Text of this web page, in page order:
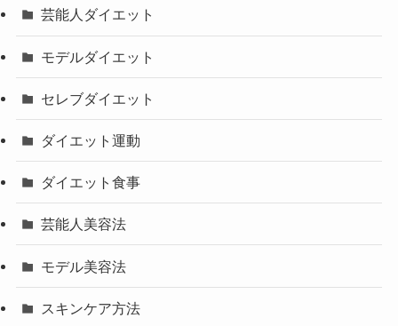
芸能人ダイエット
モデルダイエット
セレブダイエット
ダイエット運動
ダイエット食事
芸能人美容法
モデル美容法
スキンケア方法